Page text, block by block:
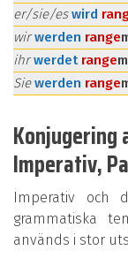
er/sie/eswird ran
wirwerden range
ihrwerdet range
Siewerden range
Imperativ,
Imperativ och
grammatiska
används i stor